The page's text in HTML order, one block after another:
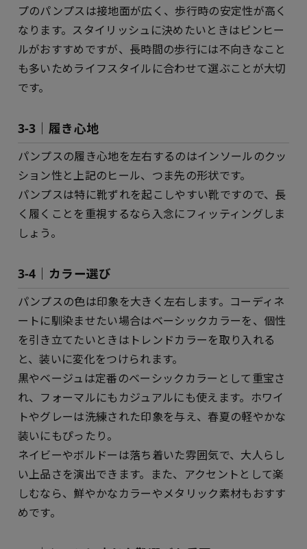
プのパンプスは接地面が広く、歩行時の安定性が高く
なります。スタイリッシュに決めたいときはピンヒー
ルがおすすめですが、長時間の歩行には不向きなこと
も多いためライフスタイルに合わせて選ぶことが大切
です。
3-3｜履き心地
パンプスの履き心地を左右するのはインソールのクッ
ション性と上記のヒール、つま先の形状です。
パンプスは特に靴ずれを起こしやすい靴ですので、長
く履くことを重視するなら入念にフィッティングしま
しょう。
3-4｜カラー選び
パンプスの色は印象を大きく左右します。コーディネ
ートに馴染ませたい場合はベーシックカラーを、個性
を引き立てたいときはトレンドカラーを取り入れる
と、装いに変化をつけられます。
黒やベージュは定番のベーシックカラーとして重宝さ
れ、フォーマルにもカジュアルにも使えます。ホワイ
トやグレーは洗練された印象を与え、春夏の軽やかな
装いにもぴったり。
ネイビーやボルドーは落ち着いた雰囲気で、大人らし
い上品さを演出できます。また、アクセントとして楽
しむなら、鮮やかなカラーやメタリック素材もおすす
めです。